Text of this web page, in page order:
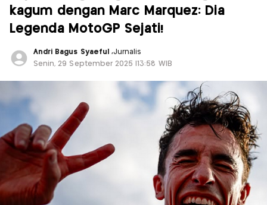
kagum dengan Marc Marquez: Dia
Legenda MotoGP Sejati!
Andri Bagus Syaeful ,Jurnalis
Senin, 29 September 2025 |13:58 WIB